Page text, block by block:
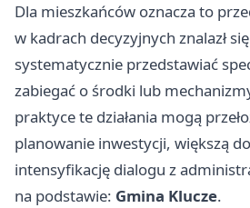
Dla mieszkańców oznacza to
w kadrach decyzyjnych znalazł
systematycznie przedstawiać
zabiegać o środki lub
praktyce te działania mogą
planowanie inwestycji, większą
intensyfikację dialogu z
na podstawie: Gmina Klucze.